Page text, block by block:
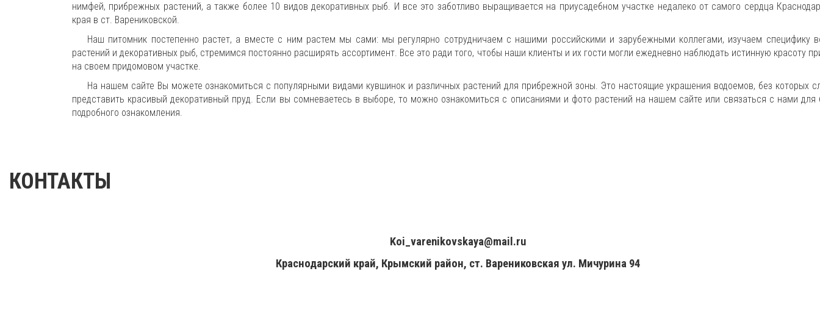
нимфей, прибрежных растений, а также более 10 видов декоративных рыб. И все это заботливо выращивается на приусадебном участке недалеко от самого сердца
края в ст. Варениковской.
Наш питомник постепенно растет, а вместе с ним растем мы сами: мы регулярно сотрудничаем с нашими российскими и зарубежными коллегами, изучаем специфику
растений и декоративных рыб, стремимся постоянно расширять ассортимент. Все это ради того, чтобы наши клиенты и их гости могли ежедневно наблюдать истинную красоту
на своем придомовом участке.
На нашем сайте Вы можете ознакомиться с популярными видами кувшинок и различных растений для прибрежной зоны. Это настоящие украшения водоемов, без которых
представить красивый декоративный пруд. Если вы сомневаетесь в выборе, то можно ознакомиться с описаниями и фото растений на нашем сайте или связаться с нами для
подробного ознакомления.
КОНТАКТЫ
Koi_varenikovskaya@mail.ru
Краснодарский край, Крымский район, ст. Варениковская ул. Мичурина 94